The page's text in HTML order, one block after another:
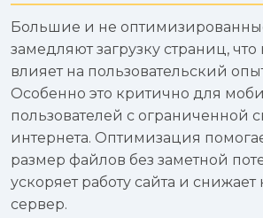
Большие и не
замедляют загрузку страниц, что
влияет на пользовательский
Особенно это критично для
пользователей с ограниченной
интернета. Оптимизация
размер файлов без заметной
ускоряет работу сайта и снижает
сервер.